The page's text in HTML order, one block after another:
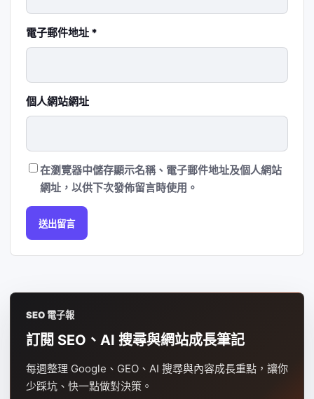
電子郵件地址 *
個人網站網址
在瀏覽器中儲存顯示名稱、電子郵件地址及個人網站
網址，以供下次發佈留言時使用。
SEO 電子報
訂閱 SEO、AI 搜尋與網站成長筆記
每週整理 Google、GEO、AI 搜尋與內容成長重點，讓你
少踩坑、快一點做對決策。